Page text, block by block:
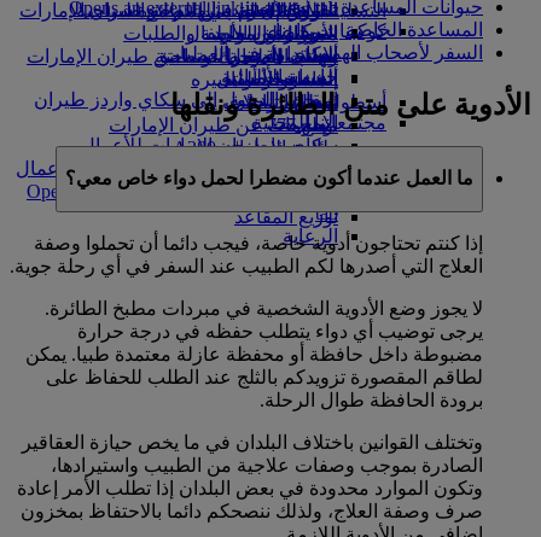
تناول الطعام في الدرجة السياحية
الممتازة
وجبات الدرجة السياحية
المشروبات
أسطول طائراتنا
بوينج 777
طائرة الإمارات A380
A350 طائرة الإمارات
الإمارات للطيران الخاص
توزيع المقاعد
السوق الحرة
متجرنا الرسمي
التسلية للأطفال
الترفيه عن الأطفال
ألعاب الأطفال
أنشطة للأطفال
in a new tab
كوكبنا
الاستدامة في العمليات
السياسة البيئية
التقارير البيئية
مجتمعاتنا المحلية
مؤسسة طيران الإمارات للأعمال
مؤسسة طيران الإمارات للأعمال
الإنسانية Opens an external link in a new
tab
الرعاية
Opens an external link in a new tab
شركاؤنا
سكاي واردز رايل
حاسبة الأميال
تسجيل الدخول إلى سكاي واردز طيران
الإمارات
سكاي واردز+
السفر لأصحاب الهمم مع طيران الإمارات
المساعدة الخاصة والطلبات
تجربتكم على متن الطائرة
الأدوات والموارد
الهاتف المتحرك وتطبيق طيران الإمارات
إلغاء حجز أو تغييره
تعطل الرحلات
معلومات عن طيران الإمارات
حيوانات المساعدة
المساعدة الخاصة
السفر لأصحاب الهمم
الأدوية على متن الطائرة ونقلها
ما العمل عندما أكون مضطرا لحمل دواء خاص معي؟
إذا كنتم تحتاجون أدوية خاصة، فيجب دائما أن تحملوا وصفة
العلاج التي أصدرها لكم الطبيب عند السفر في أي رحلة جوية.
لا يجوز وضع الأدوية الشخصية في مبردات مطبخ الطائرة.
يرجى توضيب أي دواء يتطلب حفظه في درجة حرارة
مضبوطة داخل حافظة أو محفظة عازلة معتمدة طبيا. يمكن
لطاقم المقصورة تزويدكم بالثلج عند الطلب للحفاظ على
برودة الحافظة طوال الرحلة.
وتختلف القوانين باختلاف البلدان في ما يخص حيازة العقاقير
الصادرة بموجب وصفات علاجية من الطبيب واستيرادها،
وتكون الموارد محدودة في بعض البلدان إذا تطلب الأمر إعادة
صرف وصفة العلاج، ولذلك ننصحكم دائما بالاحتفاظ بمخزون